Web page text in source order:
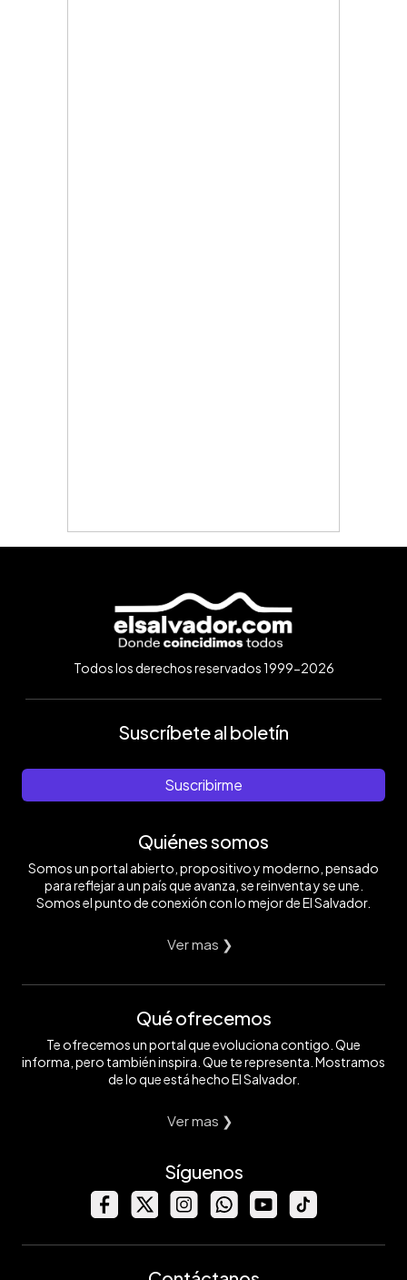
Todos los derechos reservados 1999-2026
Suscríbete al boletín
Suscribirme
Quiénes somos
Somos un portal abierto, propositivo y moderno, pensado
para reflejar a un país que avanza, se reinventa y se une.
Somos el punto de conexión con lo mejor de El Salvador.
Ver mas ❯
Qué ofrecemos
Te ofrecemos un portal que evoluciona contigo. Que
informa, pero también inspira. Que te representa. Mostramos
de lo que está hecho El Salvador.
Ver mas ❯
Síguenos